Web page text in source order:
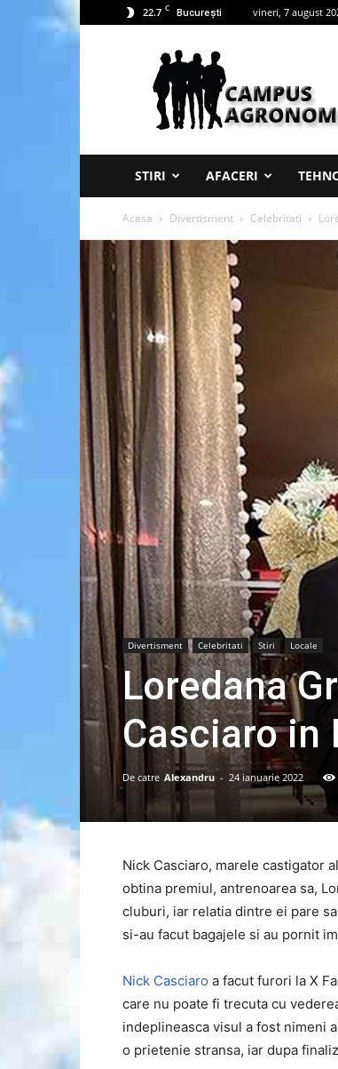
22.7 C București vineri, 7 august
Campus
Agronomie
STIRI AFACERI
Acasa Divertisment Celebritati
Divertisment Celebritati Stiri Locale
Loredana
Casciaro in
De catre Alexandru - 24 ianuarie 2022
Nick Casciaro, marele castigator
obtina premiul, antrenoarea sa,
cluburi, iar relatia dintre ei pare
si-au facut bagajele si au pornit
Nick Casciaro a facut furori la X
care nu poate fi trecuta cu
indeplineasca visul a fost nimeni
o prietenie stransa, iar dupa